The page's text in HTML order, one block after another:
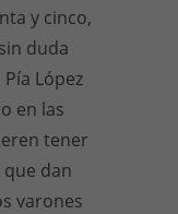
y cinco,
duda
López
en las
tener
dan
varones